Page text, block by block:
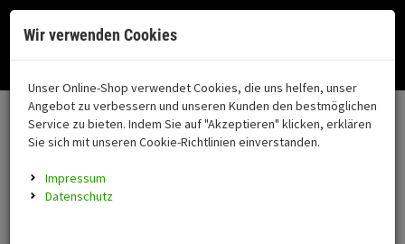
Fahrzeugteile
Alle Kategorien
FAHRZEUGTEILE
Neuheiten
coming soon
Ihr Warenkorb ist momentan leer.
Ergebnisse () Fertig
Nutzung unserer Dienste erklären Sie sich damit einverstanden!
Okay Datenschutz
Menü
Motorrad auswählen
Versand & Lieferung
Bitte wählen Sie Ihr Lieferland.
Wir verwenden Cookies
Unser Online-Shop verwendet Cookies, die uns helfen, unser
Angebot zu verbessern und unseren Kunden den bestmöglichen
Service zu bieten. Indem Sie auf "Akzeptieren" klicken, erklären
Sie sich mit unseren Cookie-Richtlinien einverstanden.
Impressum
Datenschutz